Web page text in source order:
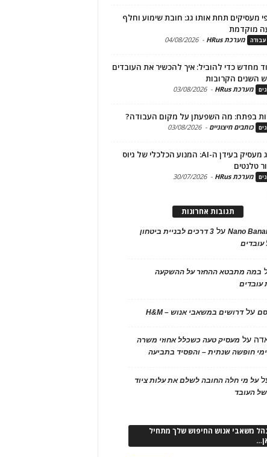
מעסיקים תחת אותו גג: חובת שימוע וחלף
מוקדמת
עבודה מערכת HRus -
04/08/2026
מחדש כדי להוביל: איך להכשיר את העובדים
השנים הקרובות
מערכת HRus -
03/08/2026
בפתח: מה השפעתן על מקום העבודה?
כותבים חיצוניים -
03/08/2026
מיתוג מעסיק בעידן ה-AI: המנוע הכלכלי של גיוס
טלנטים
מערכת HRus -
30/07/2026
תגובות אחרונות
Nanoעל 3 דרכים לבניית ביטחון
במה מתבטא ההחזר על ההשקעה
עלדרושים במשאבי אנוש – H&M
על מעסיק טעה כשכלל אחוזי משרה
חופשה שנתית – והפסיד בתביעה
על מי חלה החובה לשלם את עלות ציוד
העובד
משאבי אנוש החיפוש שלך מתחיל